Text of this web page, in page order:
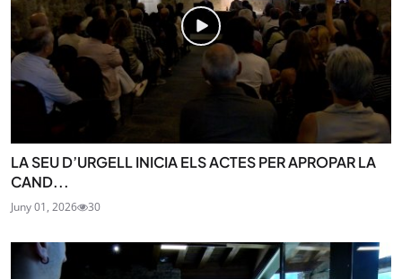
LA SEU D’URGELL INICIA ELS ACTES PER APROPAR LA
CAND...
Juny 01, 2026 30